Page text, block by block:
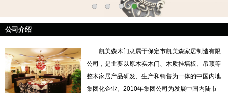
公司介绍
凯美森木门隶属于保定市凯美森家居制造有限
公司，是主要以原木实木门、木质挂墙板、吊顶等
整木家居产品研发、生产和销售为一体的中国内地
集团化企业。2010年集团公司为发展中国内陆市